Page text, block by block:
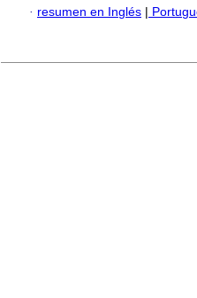
· resumen en Inglés |